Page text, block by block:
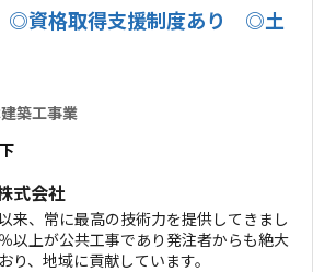
◎資格取得支援制度あり ◎土
築工事業
式会社
来、常に最高の技術力を提供してきまし
以上が公共工事であり発注者からも絶大
り、地域に貢献しています。